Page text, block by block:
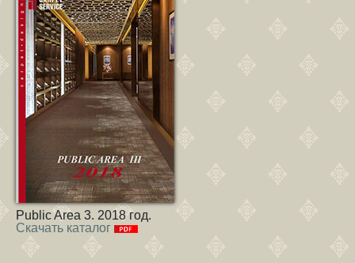
Public Area 3. 2018 год.
Скачать каталог